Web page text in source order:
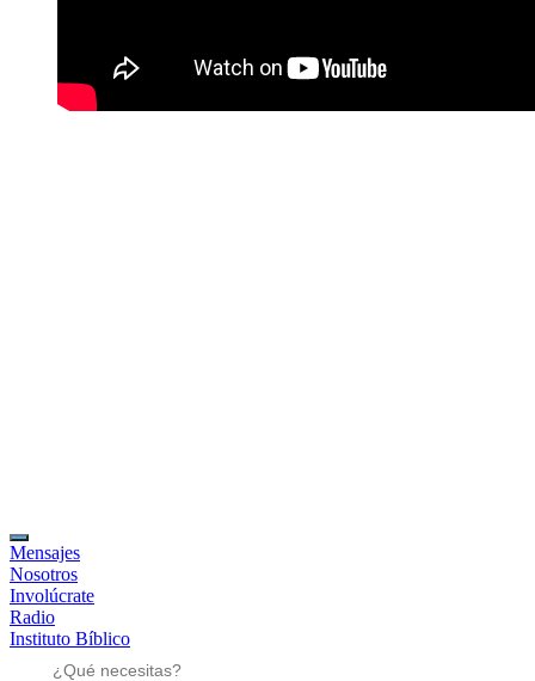
Mensajes
Nosotros
Involúcrate
Radio
Instituto Bíblico